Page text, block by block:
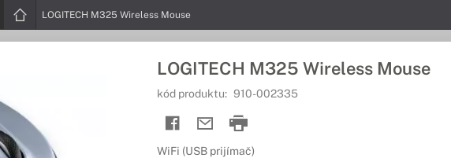
LOGITECH M325 Wireless Mouse
LOGITECH M325 Wireless Mouse
kód produktu: 910-002335
WiFi (USB prijímač)